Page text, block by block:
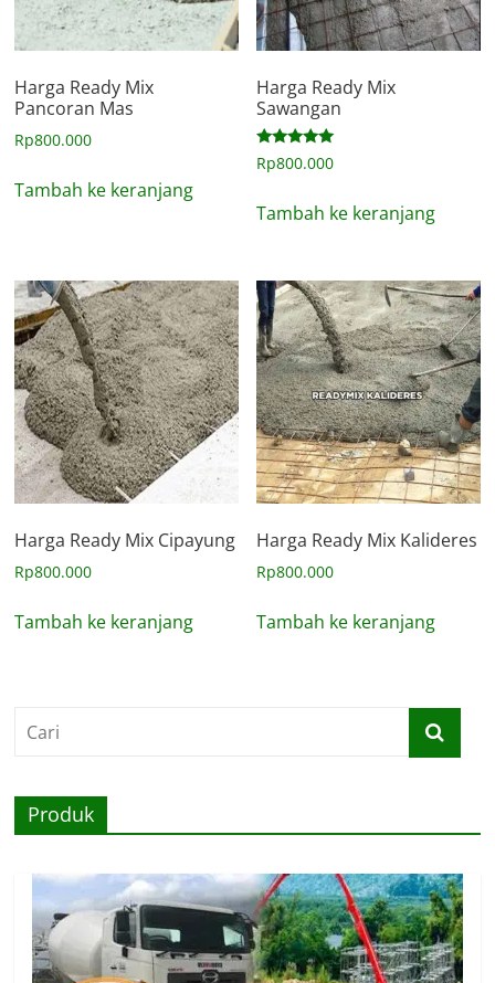
Harga Ready Mix
Pancoran Mas
Rp800.000
Tambah ke keranjang
Harga Ready Mix
Sawangan
Dinilai
5.00
Rp800.000
Tambah ke keranjang
Harga Ready Mix Cipayung
Rp800.000
Tambah ke keranjang
Harga Ready Mix Kalideres
Rp800.000
Tambah ke keranjang
Produk